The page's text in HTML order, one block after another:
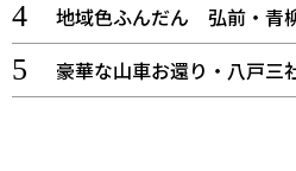
地域色ふんだん 弘前・青
豪華な山車お還り・八戸三